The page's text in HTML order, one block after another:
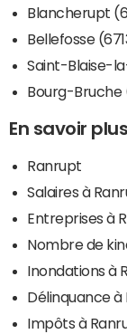
Blancherupt
Bellefosse
Saint-Blaise-
Bourg-Bruche
En savoir
Ranrupt
Salaires à
Entreprises à
Nombre de
Inondations à
Délinquance à
Impôts à